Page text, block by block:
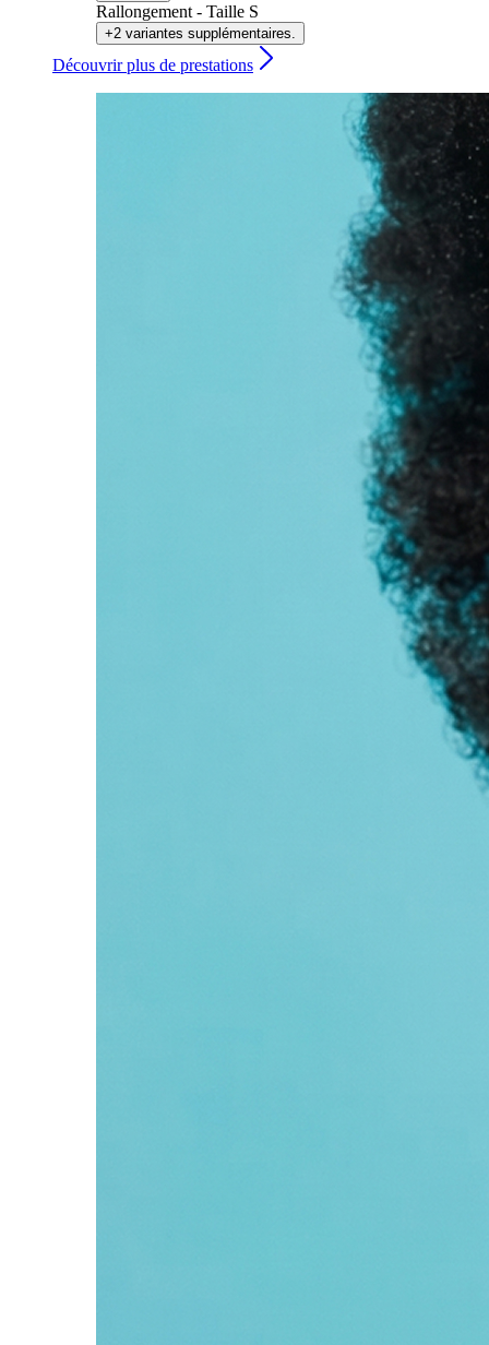
Rallongement - Taille S
+2 variantes supplémentaires.
Découvrir plus de prestations